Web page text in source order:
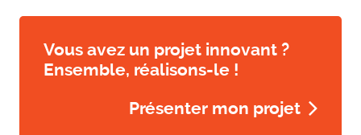
Vous avez un projet innovant ?
Ensemble, réalisons-le !
Présenter mon projet